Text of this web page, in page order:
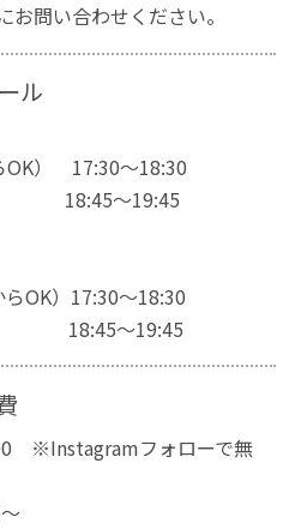
問い合わせください。
ル
OK） 17:30～18:30
～19:45
OK）17:30～18:30
18:45～19:45
フォローで無